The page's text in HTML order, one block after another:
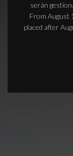
serán
From August
placed after